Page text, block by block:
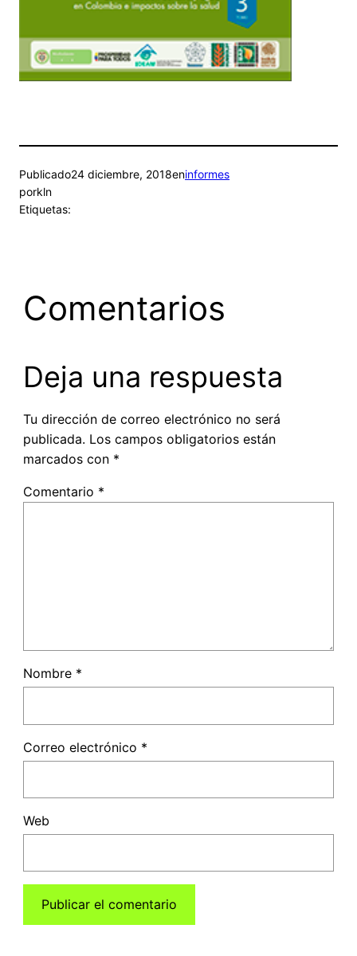
Publicado24 diciembre, 2018eninformes
porkln
Etiquetas:
Comentarios
Deja una respuesta
Tu dirección de correo electrónico no será
publicada. Los campos obligatorios están
marcados con *
Comentario *
Nombre *
Correo electrónico *
Web